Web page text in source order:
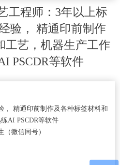
工程师：3年以上标
验， 精通印前制作
工艺，机器生产工作
PSCDR等软件
， 精通印前制作及各种标签材料和
AI PSCDR等软件
（微信同号）